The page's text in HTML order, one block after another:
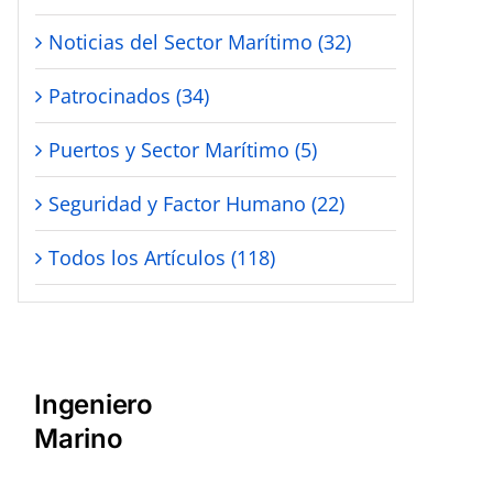
Noticias del Sector Marítimo (32)
Patrocinados (34)
Puertos y Sector Marítimo (5)
Seguridad y Factor Humano (22)
Todos los Artículos (118)
Ingeniero
Marino